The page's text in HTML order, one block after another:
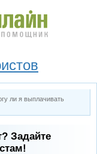
ли я выплачивать
Задайте